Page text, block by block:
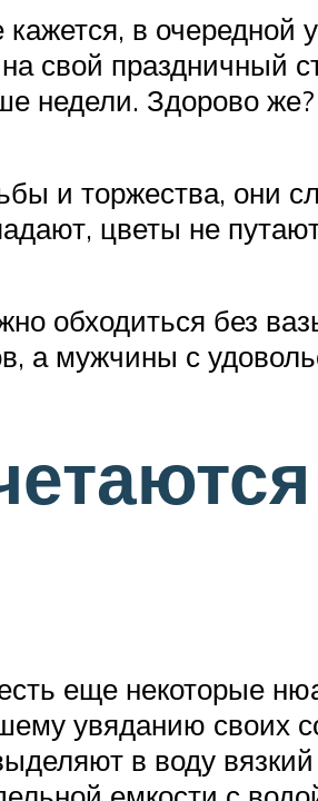
в очередной
свой праздничный
недели. Здорово же?
и торжества, они
цветы не
обходиться без
а мужчины с
еще некоторые
увяданию своих
в воду вязкий